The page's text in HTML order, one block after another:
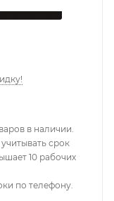
в наличии.
срок
10 рабочих
по телефону.